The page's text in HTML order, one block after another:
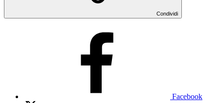
Condividi
Facebook